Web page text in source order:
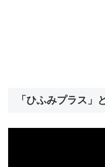
「ひふみプラス」